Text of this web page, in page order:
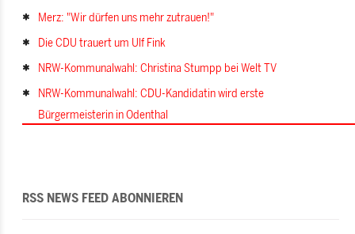
Merz: "Wir dürfen uns mehr zutrauen!"
Die CDU trauert um Ulf Fink
NRW-Kommunalwahl: Christina Stumpp bei Welt TV
NRW-Kommunalwahl: CDU-Kandidatin wird erste
Bürgermeisterin in Odenthal
RSS NEWS FEED ABONNIEREN